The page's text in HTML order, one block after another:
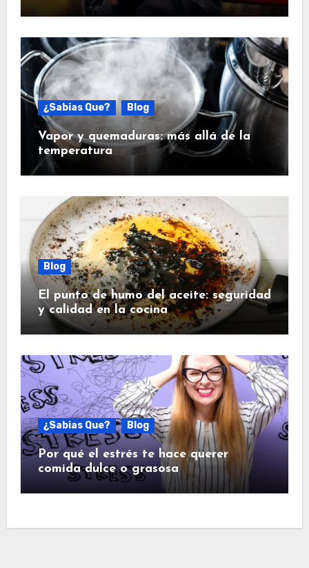
¿Sabias Que? Blog
Vapor y quemaduras: más allá de la
temperatura
Blog
El punto de humo del aceite: seguridad
y calidad en la cocina
¿Sabias Que? Blog
Por qué el estrés te hace querer
comida dulce o grasosa